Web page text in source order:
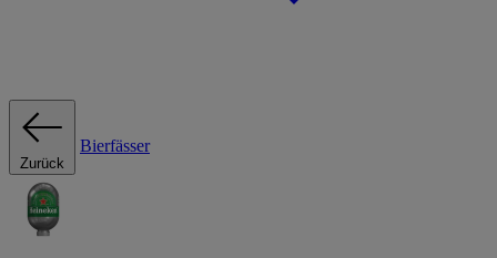
Zurück
Bierfässer